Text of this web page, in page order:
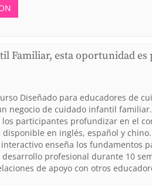
Familiar, esta oportunidad es
Diseñado para educadores de
negocio de cuidado infantil
participantes profundizar en el
en inglés, español y
enseña los fundamentos
profesional durante 10
de apoyo con otros